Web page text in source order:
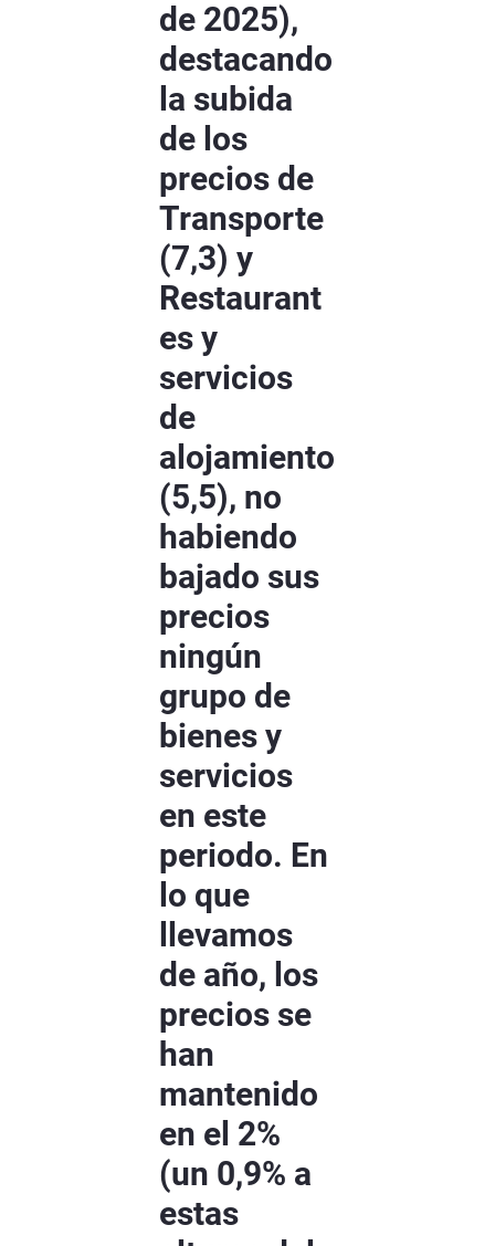
de 2025),
destacando
la subida
de los
precios de
Transporte
(7,3) y
Restaurant
es y
servicios
de
alojamiento
(5,5), no
habiendo
bajado sus
precios
ningún
grupo de
bienes y
servicios
en este
periodo. En
lo que
llevamos
de año, los
precios se
han
mantenido
en el 2%
(un 0,9% a
estas